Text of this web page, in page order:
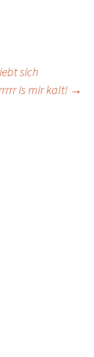
sich
is mir kalt! →